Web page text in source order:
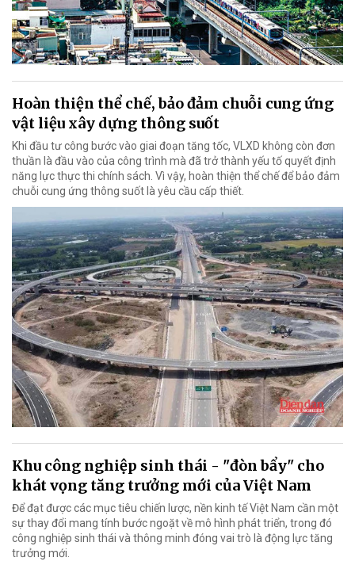
Hoàn thiện thể chế, bảo đảm chuỗi cung ứng
vật liệu xây dựng thông suốt
Khi đầu tư công bước vào giai đoạn tăng tốc, VLXD không còn đơn
thuần là đầu vào của công trình mà đã trở thành yếu tố quyết định
năng lực thực thi chính sách. Vì vậy, hoàn thiện thể chế để bảo đảm
chuỗi cung ứng thông suốt là yêu cầu cấp thiết.
Khu công nghiệp sinh thái - "đòn bẩy" cho
khát vọng tăng trưởng mới của Việt Nam
Để đạt được các mục tiêu chiến lược, nền kinh tế Việt Nam cần một
sự thay đổi mang tính bước ngoặt về mô hình phát triển, trong đó
công nghiệp sinh thái và thông minh đóng vai trò là động lực tăng
trưởng mới.